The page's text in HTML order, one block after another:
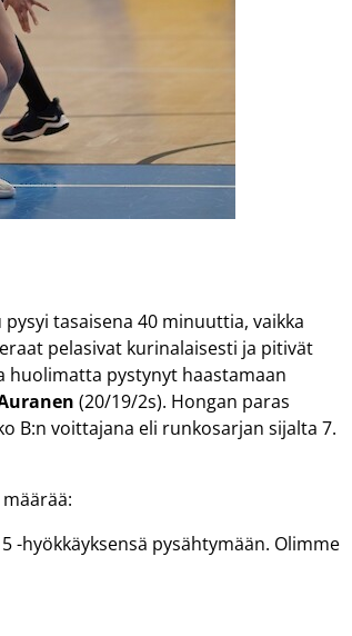
tasaisena 40 minuuttia, vaikka
pelasivat kurinalaisesti ja pitivät
huolimatta pystynyt haastamaan
(20/19/2s). Hongan paras
B:n voittajana eli runkosarjan sijalta 7.
-hyökkäyksensä pysähtymään. Olimme